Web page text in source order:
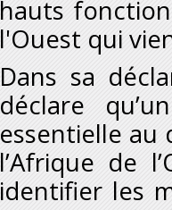
hauts
l'Ouest qui
Dans sa
déclare
essentielle
l’Afrique de
identifier les